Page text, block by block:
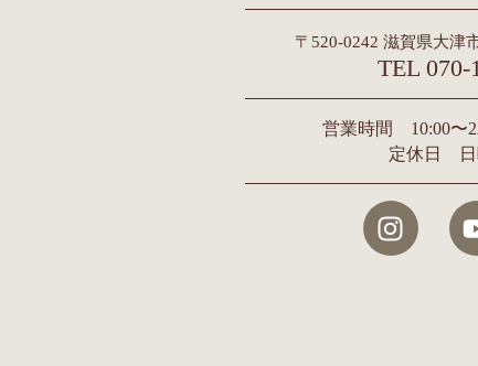
〒520-0242 滋賀県大津
TEL 070-
営業時間 10:00〜
定休日 日